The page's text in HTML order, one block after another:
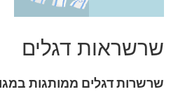
שרשראות דגלים
שרשרות דגלים ממותגות